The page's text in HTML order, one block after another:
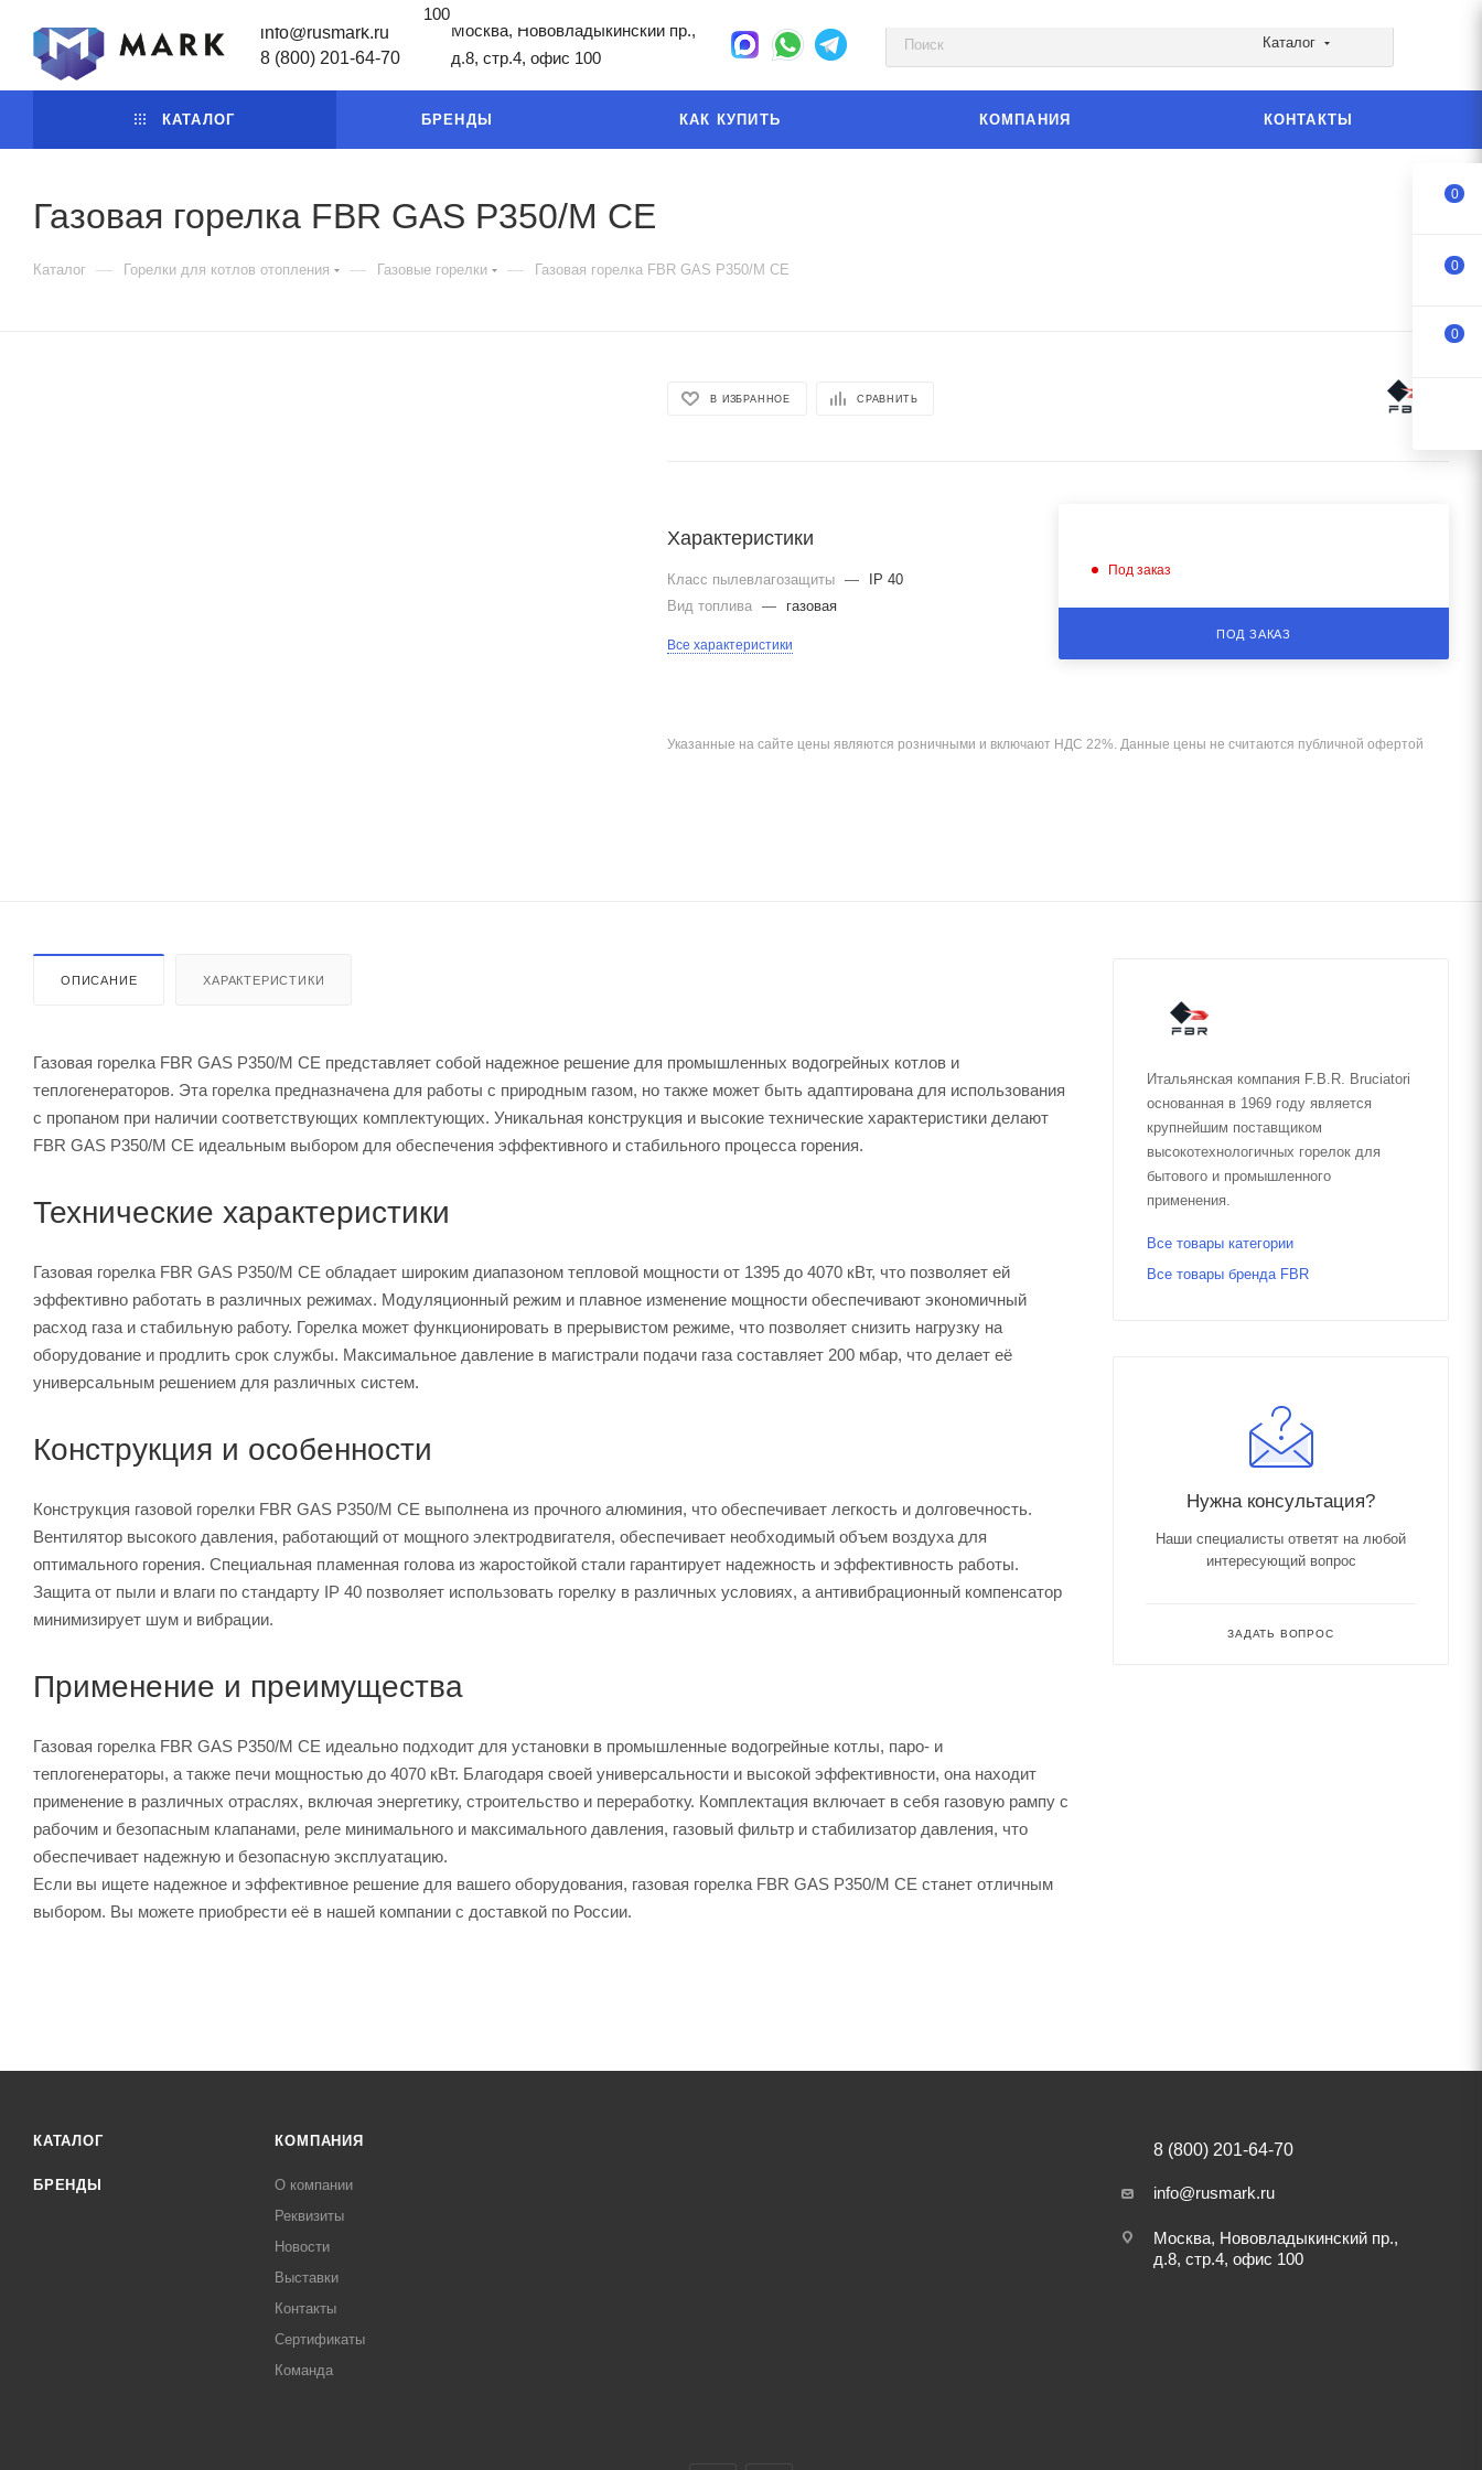
info@rusmark.ru
8 (800) 201-64-70
Москва, Нововладыкинский пр.,
д.8, стр.4, офис 100
Каталог
КАТАЛОГ БРЕНДЫ КАК КУПИТЬ КОМПАНИЯ КОНТАКТЫ
100
Газовая горелка FBR GAS P350/M CE
Каталог — Горелки для котлов отопления — Газовые горелки — Газовая горелка FBR GAS P350/M CE
В ИЗБРАННОЕ СРАВНИТЬ
Характеристики
Класс пылевлагозащиты —
IP 40
Вид топлива
— газовая
Все характеристики
Под заказ
ПОД ЗАКАЗ
Указанные на сайте цены являются розничными и включают НДС 22%. Данные цены не считаются публичной офертой
ОПИСАНИЕ ХАРАКТЕРИСТИКИ
Газовая горелка FBR GAS P350/M CE представляет собой надежное решение для промышленных водогрейных котлов и
теплогенераторов. Эта горелка предназначена для работы с природным газом, но также может быть адаптирована для использования
с пропаном при наличии соответствующих комплектующих. Уникальная конструкция и высокие технические характеристики делают
FBR GAS P350/M CE идеальным выбором для обеспечения эффективного и стабильного процесса горения.
Технические характеристики
Газовая горелка FBR GAS P350/M CE обладает широким диапазоном тепловой мощности от 1395 до 4070 кВт, что позволяет ей
эффективно работать в различных режимах. Модуляционный режим и плавное изменение мощности обеспечивают экономичный
расход газа и стабильную работу. Горелка может функционировать в прерывистом режиме, что позволяет снизить нагрузку на
оборудование и продлить срок службы. Максимальное давление в магистрали подачи газа составляет 200 мбар, что делает её
универсальным решением для различных систем.
Конструкция и особенности
Конструкция газовой горелки FBR GAS P350/M CE выполнена из прочного алюминия, что обеспечивает легкость и долговечность.
Вентилятор высокого давления, работающий от мощного электродвигателя, обеспечивает необходимый объем воздуха для
оптимального горения. Специальная пламенная голова из жаростойкой стали гарантирует надежность и эффективность работы.
Защита от пыли и влаги по стандарту IP 40 позволяет использовать горелку в различных условиях, а антивибрационный компенсатор
минимизирует шум и вибрации.
Применение и преимущества
Газовая горелка FBR GAS P350/M CE идеально подходит для установки в промышленные водогрейные котлы, паро- и
теплогенераторы, а также печи мощностью до 4070 кВт. Благодаря своей универсальности и высокой эффективности, она находит
применение в различных отраслях, включая энергетику, строительство и переработку. Комплектация включает в себя газовую рампу с
рабочим и безопасным клапанами, реле минимального и максимального давления, газовый фильтр и стабилизатор давления, что
обеспечивает надежную и безопасную эксплуатацию.
Если вы ищете надежное и эффективное решение для вашего оборудования, газовая горелка FBR GAS P350/M CE станет отличным
выбором. Вы можете приобрести её в нашей компании с доставкой по России.
Итальянская компания F.B.R. Bruciatori
основанная в 1969 году является
крупнейшим поставщиком
высокотехнологичных горелок для
бытового и промышленного
применения.
Все товары категории
Все товары бренда FBR
Нужна консультация?
Наши специалисты ответят на любой
интересующий вопрос
ЗАДАТЬ ВОПРОС
КАТАЛОГ
БРЕНДЫ
КОМПАНИЯ
О компании
Реквизиты
Новости
Выставки
Контакты
Сертификаты
Команда
8 (800) 201-64-70
info@rusmark.ru
Москва, Нововладыкинский пр.,
д.8, стр.4, офис 100
0
0
0